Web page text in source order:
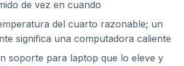
de vez en cuando
del cuarto razonable; un
significa una computadora caliente
soporte para laptop que lo eleve y